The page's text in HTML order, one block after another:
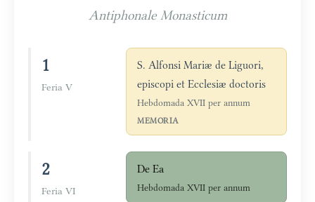
Antiphonale Monasticum
1
Feria V
S. Alfonsi Mariæ de Liguori,
episcopi et Ecclesiæ doctoris
Hebdomada XVII per annum
MEMORIA
2
Feria VI
De Ea
Hebdomada XVII per annum